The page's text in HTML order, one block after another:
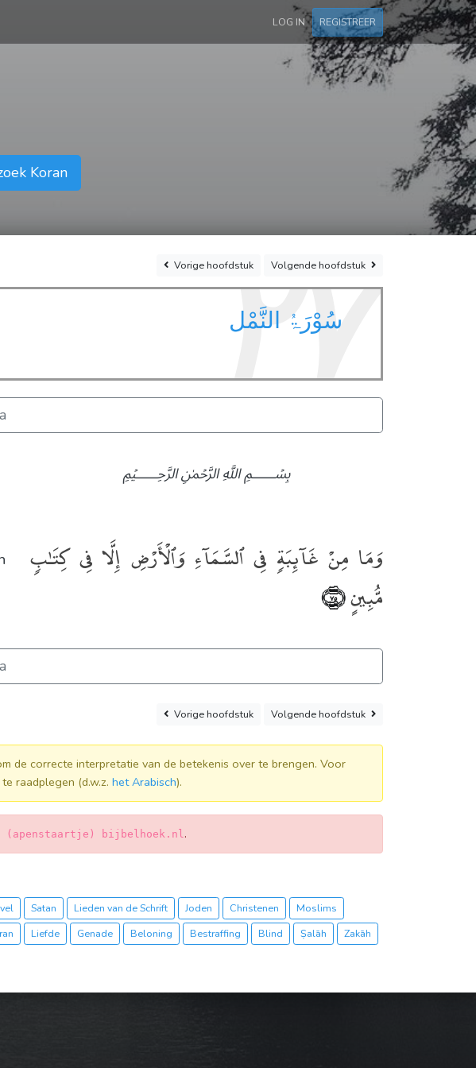
LOG IN REGISTREER
Koran
Vorigehoofdstuk Volgendehoofdstuk
٢٧
سُوْرَۃُ النَّمْل
﷽
وَمَا مِنْ غَآئِبَةٍۢ فِى ٱلسَّمَآءِ وَٱلْأَرْضِ إِلَّا فِى كِتَـٰبٍۢ
مُّبِينٍ﴿٧٥﴾
Vorigehoofdstuk Volgendehoofdstuk
de correcte interpretatie van de betekenis over te brengen. Voor
raadplegen (d.w.z. het Arabisch).
(apenstaartje) bijbelhoek.nl.
Satan Lieden van de Schrift Joden Christenen
Moslims
Liefde Genade Beloning Bestraffing Blind Ṣalāh
Zakāh